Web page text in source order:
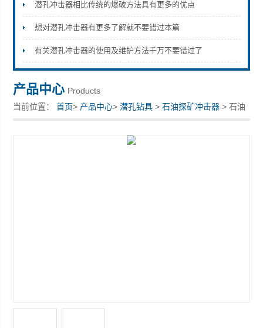
宣化县瑞科钻孔机械厂
潜孔冲击器相比传统的爆破方法具有更多的优点
想对潜孔冲击器有更多了解就不要错过本篇
有关潜孔冲击器的使用及维护方法千万不要错过了
产品中心 Products
当前位置：首页> 产品中心>潜孔钻具 >石油探矿冲击器 > 石油
探矿冲击器